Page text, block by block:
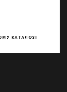
КАТАЛОЗІ